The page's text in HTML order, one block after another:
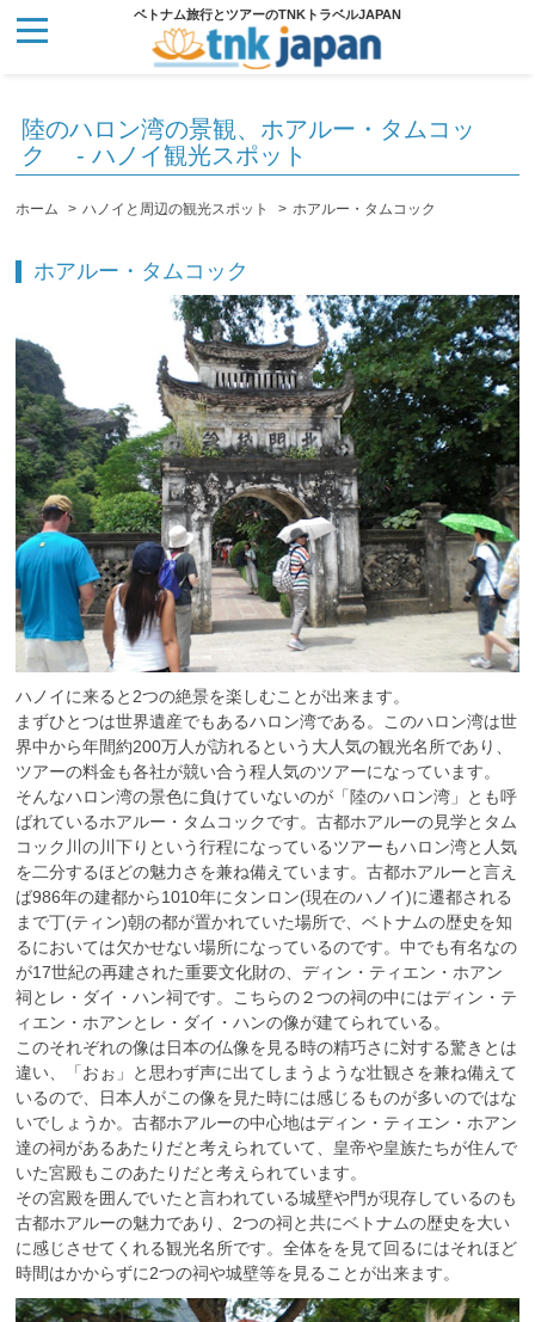
ベトナム旅行とツアーのTNKトラベルJAPAN
陸のハロン湾の景観、ホアルー・タムコッ
ク
- ハノイ観光スポット
ホーム ハノイと周辺の観光スポット ホアルー・タムコック
ホアルー・タムコック
ハノイに来ると2つの絶景を楽しむことが出来ます。
まずひとつは世界遺産でもあるハロン湾である。このハロン湾は世
界中から年間約200万人が訪れるという大人気の観光名所であり、
ツアーの料金も各社が競い合う程人気のツアーになっています。
そんなハロン湾の景色に負けていないのが「陸のハロン湾」とも呼
ばれているホアルー・タムコックです。古都ホアルーの見学とタム
コック川の川下りという行程になっているツアーもハロン湾と人気
を二分するほどの魅力さを兼ね備えています。古都ホアルーと言え
ば986年の建都から1010年にタンロン(現在のハノイ)に遷都される
まで丁(ティン)朝の都が置かれていた場所で、ベトナムの歴史を知
るにおいては欠かせない場所になっているのです。中でも有名なの
が17世紀の再建された重要文化財の、ディン・ティエン・ホアン
祠とレ・ダイ・ハン祠です。こちらの２つの祠の中にはディン・テ
ィエン・ホアンとレ・ダイ・ハンの像が建てられている。
このそれぞれの像は日本の仏像を見る時の精巧さに対する驚きとは
違い、「おぉ」と思わず声に出てしまうような壮観さを兼ね備えて
いるので、日本人がこの像を見た時には感じるものが多いのではな
いでしょうか。古都ホアルーの中心地はディン・ティエン・ホアン
達の祠があるあたりだと考えられていて、皇帝や皇族たちが住んで
いた宮殿もこのあたりだと考えられています。
その宮殿を囲んでいたと言われている城壁や門が現存しているのも
古都ホアルーの魅力であり、2つの祠と共にベトナムの歴史を大い
に感じさせてくれる観光名所です。全体をを見て回るにはそれほど
時間はかからずに2つの祠や城壁等を見ることが出来ます。